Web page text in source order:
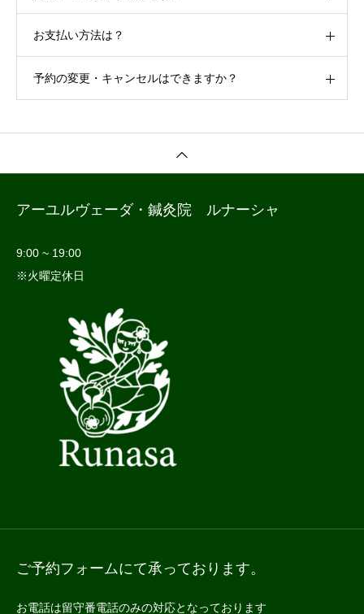
お支払い方法は？
予約の変更・キャンセルはできますか？
アーユルヴェーダ・鍼灸院 ルナーシャ
9:00 ~ 19:00
※火曜定休日
ご予約フォームにて承っております。
お電話は留守番電話のみの対応となっております